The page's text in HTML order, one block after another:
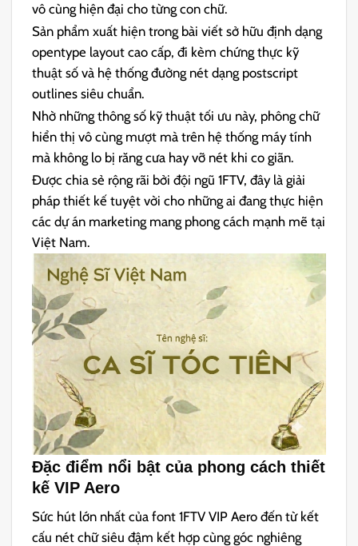
vô cùng hiện đại cho từng con chữ.
Sản phẩm xuất hiện trong bài viết sở hữu định dạng
opentype layout cao cấp, đi kèm chứng thực kỹ
thuật số và hệ thống đường nét dạng postscript
outlines siêu chuẩn.
Nhờ những thông số kỹ thuật tối ưu này, phông chữ
hiển thị vô cùng mượt mà trên hệ thống máy tính
mà không lo bị răng cưa hay vỡ nét khi co giãn.
Được chia sẻ rộng rãi bởi đội ngũ 1FTV, đây là giải
pháp thiết kế tuyệt vời cho những ai đang thực hiện
các dự án marketing mang phong cách mạnh mẽ tại
Việt Nam.
Đặc điểm nổi bật của phong cách thiết
kế VIP Aero
Sức hút lớn nhất của font 1FTV VIP Aero đến từ kết
cấu nét chữ siêu đậm kết hợp cùng góc nghiêng